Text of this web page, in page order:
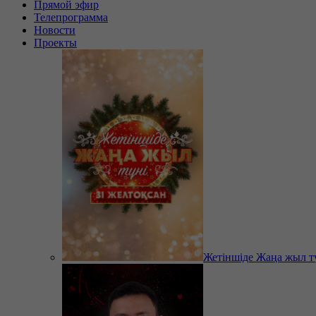
Прямой эфир
Телепрограмма
Новости
Проекты
Жетіншіде Жаңа жыл